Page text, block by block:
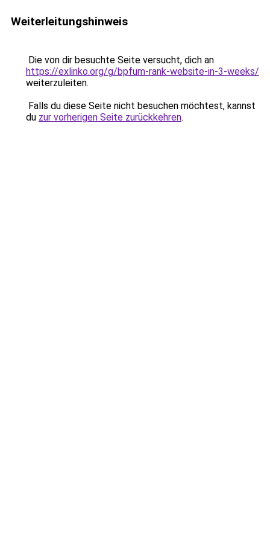
Weiterleitungshinweis
Die von dir besuchte Seite versucht, dich an
https://exlinko.org/g/bpfum-rank-website-in-3-weeks/
weiterzuleiten.
Falls du diese Seite nicht besuchen möchtest, kannst
du zur vorherigen Seite zurückkehren.